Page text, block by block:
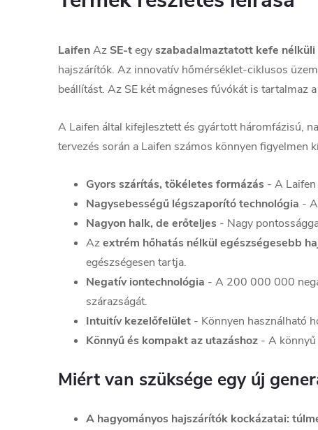
LaifenAz SE-tegyszabadalmaztatott kefe
hajszárítók. Az innovatív hőmérséklet-ciklusos
beállítást. Az SE két mágneses fúvókát is tartalmaz
A Laifen által kifejlesztett és gyártott háromfázisú,
tervezés során a Laifen számos könnyen
Gyors szárítás, tökéletes formázás - A
Nagysebességű légszaporító technológia -
Nagyon halk, de erőteljes - Nagy
Azextrém hőhatás nélkül egészségesebb
egészségesen tartja.
Negatív iontechnológia - A 200 000 000
szárazságát.
Intuitív kezelőfelület - Könnyen használható
Könnyű és kompakt az utazáshoz - A könnyű
Miért van szüksége egy új
A hagyományos hajszárítók kockázatai: